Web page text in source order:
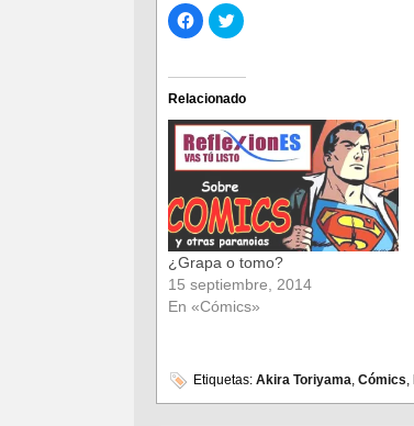
Haz
clic
para
Facebook
(Se
abre
en
una
ventana
nueva)
Haz
clic
Twitter
(Se
abre
en
una
ventana
nueva)
Relacionado
¿Grapa o tomo?
15 septiembre, 2014
En «Cómics»
Etiquetas: Akira Toriyama, Cómics,